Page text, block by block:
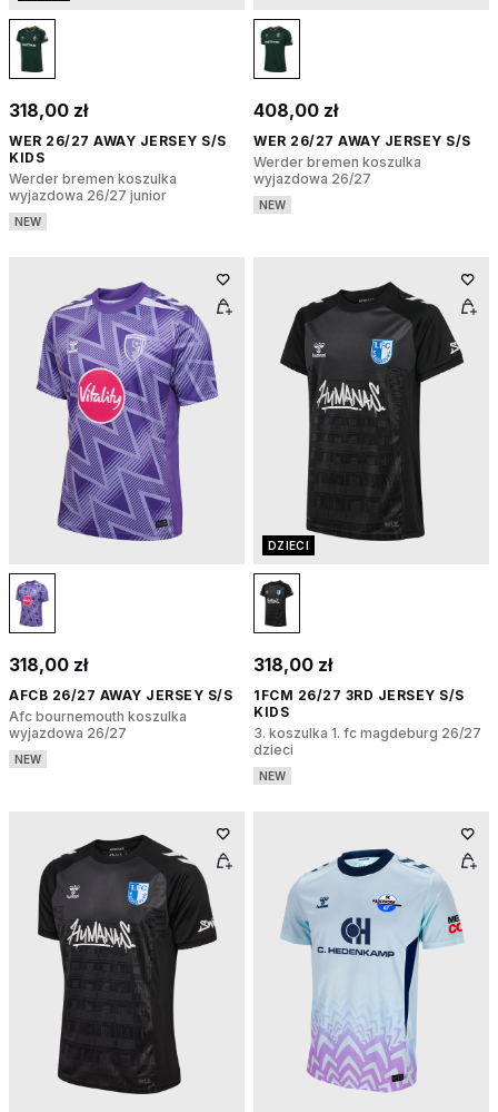
318,00 zł
WER 26/27 AWAY JERSEY S/S
KIDS
Werder bremen koszulka
wyjazdowa 26/27 junior
NEW
408,00 zł
WER 26/27 AWAY JERSEY S/S
Werder bremen koszulka
wyjazdowa 26/27
NEW
318,00 zł
AFCB 26/27 AWAY JERSEY S/S
Afc bournemouth koszulka
wyjazdowa 26/27
NEW
DZIECI
318,00 zł
1FCM 26/27 3RD JERSEY S/S
KIDS
3. koszulka 1. fc magdeburg 26/27
dzieci
NEW